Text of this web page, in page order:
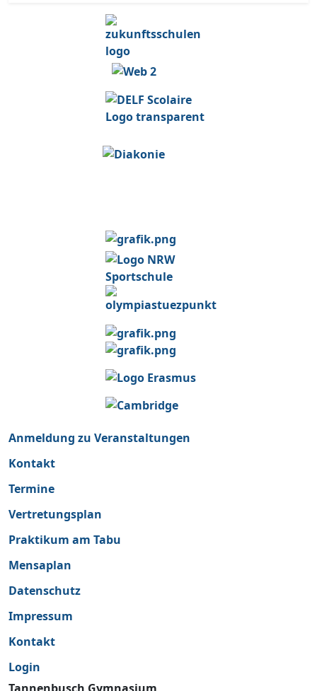
Anmeldung zu Veranstaltungen
Kontakt
Termine
Vertretungsplan
Praktikum am Tabu
Mensaplan
Datenschutz
Impressum
Kontakt
Login